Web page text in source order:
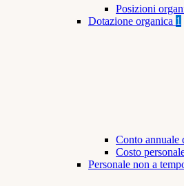
Posizioni
Dotazione organica 1
Conto annuale
Costo
Personale non a